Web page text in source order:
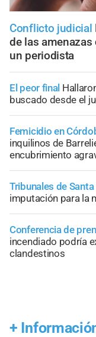
Conflicto judicial
de las
un periodista
El peor final
buscado desde el
Femicidio en
inquilinos de
encubrimiento
Tribunales de Santa
imputación para la
Conferencia de
incendiado podría
clandestinos
+